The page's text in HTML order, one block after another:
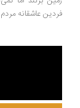
عاشقانه مردم را